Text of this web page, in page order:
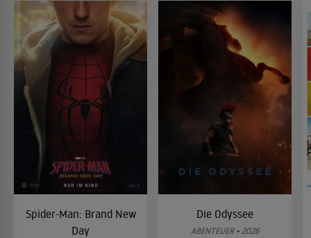
Spider-Man: Brand New
Day
Die Odyssee
ABENTEUER • 2026